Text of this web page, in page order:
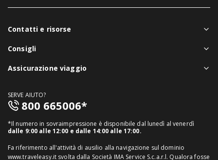
Contatti e risorse
Chi siamo
FAQ
Mappa del sito
Informativa distributore
Consigli
Notizie viaggi
Assicurazione viaggio
Assicurazione viaggio annuale
Assicurazione medico sanitaria
Assicurazione viaggio USA
SERVE AIUTO?
800 665006*
*Il numero in sovraimpressione è disponibile dal lunedì al venerdì
dalle 9:00 alle 12:00 e dalle 14:00 alle 17:00.
Fa riferimento all'attività di ausilio alla navigazione sul dominio
www.traveleasy.it svolta dalla Società IMA Service S.c.a.r.l. Qualora fosse